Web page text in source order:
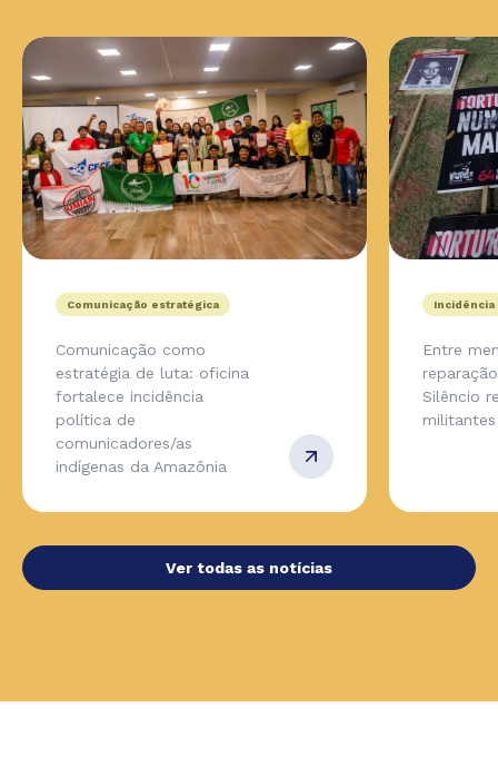
Comunicação estratégica
Comunicação como
estratégia de luta: oficina
fortalece incidência
política de
comunicadores/as
indígenas da Amazônia
Entre
Silêncio
Ver todas as notícias